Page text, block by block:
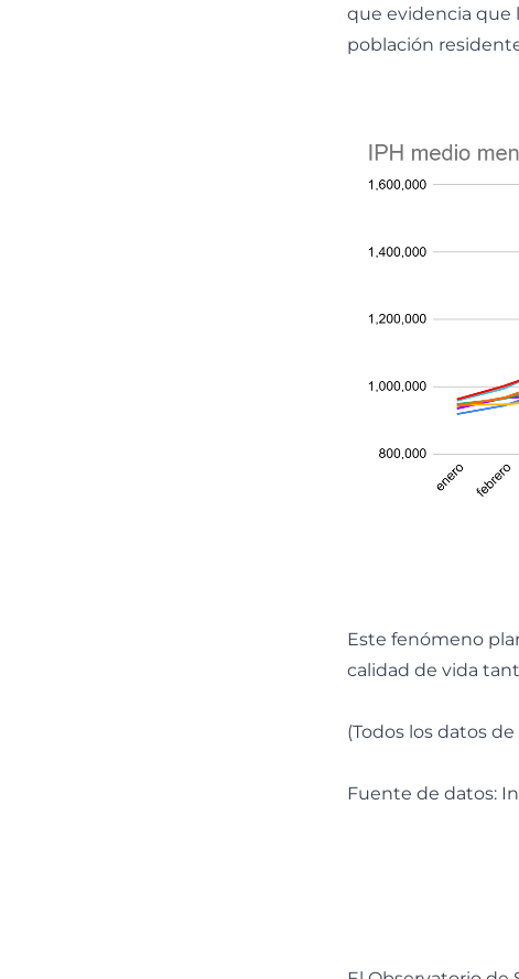
que evidencia que
población
Este fenómeno
calidad de vida
(Todos los datos
Fuente de datos: